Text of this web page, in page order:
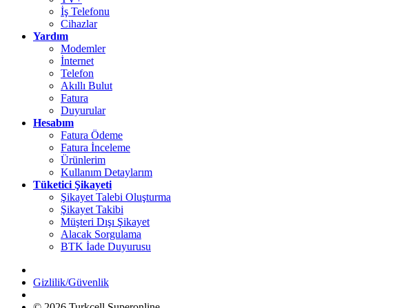
İş Telefonu
Cihazlar
Yardım
Modemler
İnternet
Telefon
Akıllı Bulut
Fatura
Duyurular
Hesabım
Fatura Ödeme
Fatura İnceleme
Ürünlerim
Kullanım Detaylarım
Tüketici Şikayeti
Şikayet Talebi Oluşturma
Şikayet Takibi
Müşteri Dışı Şikayet
Alacak Sorgulama
BTK İade Duyurusu
Gizlilik/Güvenlik